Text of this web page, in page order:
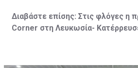
Διαβάστε επίσης: Στις φλόγες η
Corner στη Λευκωσία-